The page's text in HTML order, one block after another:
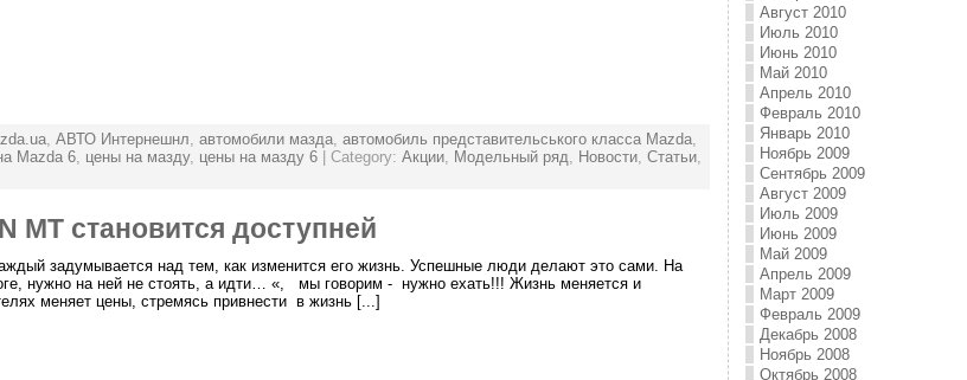
, АВТО Интернешнл, автомобили мазда, автомобиль представительського класса Mazda,
Mazda 6, цены на мазду, цены на мазду 6 | Category: Акции, Модельный ряд, Новости, Статьи,
МT становится доступней
задумывается над тем, как изменится его жизнь. Успешные люди делают это сами. На
нужно на ней не стоять, а идти… «, мы говорим - нужно ехать!!! Жизнь меняется и
меняет цены, стремясь привнести в жизнь [...]
Август 2010
Июль 2010
Июнь 2010
Май 2010
Апрель 2010
Февраль 2010
Январь 2010
Ноябрь 2009
Сентябрь 2009
Август 2009
Июль 2009
Июнь 2009
Май 2009
Апрель 2009
Март 2009
Февраль 2009
Декабрь 2008
Ноябрь 2008
Октябрь 2008